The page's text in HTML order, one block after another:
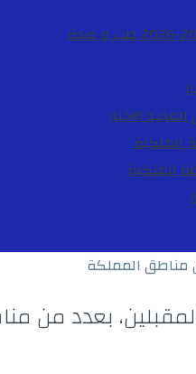
طب و صحة
المجيدالاخبار
الملكية
الملكية
مناطق المملكة
بعدد من